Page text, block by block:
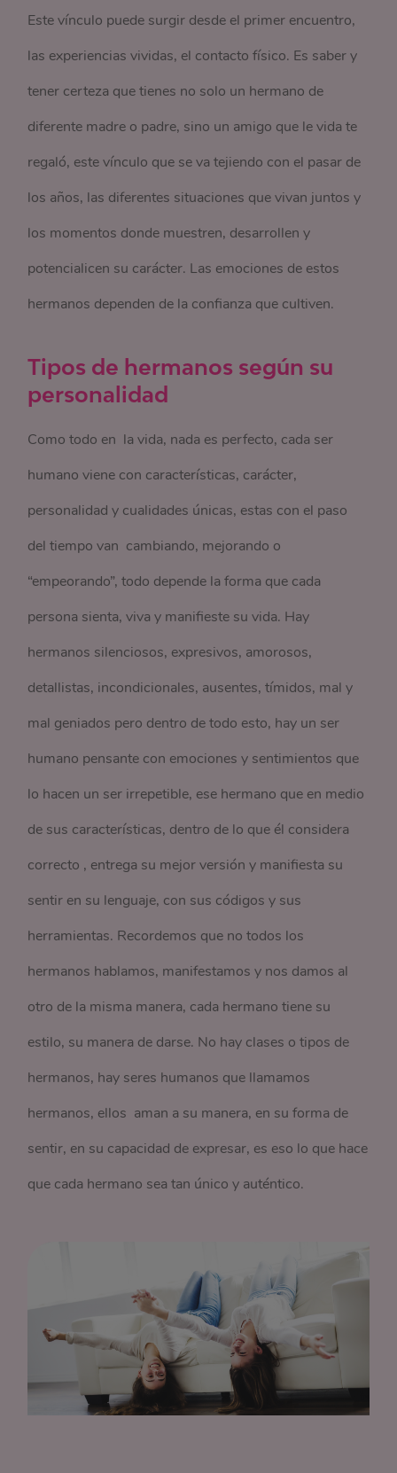
Este vínculo puede surgir desde el primer encuentro,
las experiencias vividas, el contacto físico. Es saber y
tener certeza que tienes no solo un hermano de
diferente madre o padre, sino un amigo que le vida te
regaló, este vínculo que se va tejiendo con el pasar de
los años, las diferentes situaciones que vivan juntos y
los momentos donde muestren, desarrollen y
potencialicen su carácter. Las emociones de estos
hermanos dependen de la confianza que cultiven.
Tipos de hermanos según su
personalidad
Como todo en la vida, nada es perfecto, cada ser
humano viene con características, carácter,
personalidad y cualidades únicas, estas con el paso
del tiempo van cambiando, mejorando o
“empeorando”, todo depende la forma que cada
persona sienta, viva y manifieste su vida. Hay
hermanos silenciosos, expresivos, amorosos,
detallistas, incondicionales, ausentes, tímidos, mal y
mal geniados pero dentro de todo esto, hay un ser
humano pensante con emociones y sentimientos que
lo hacen un ser irrepetible, ese hermano que en medio
de sus características, dentro de lo que él considera
correcto , entrega su mejor versión y manifiesta su
sentir en su lenguaje, con sus códigos y sus
herramientas. Recordemos que no todos los
hermanos hablamos, manifestamos y nos damos al
otro de la misma manera, cada hermano tiene su
estilo, su manera de darse. No hay clases o tipos de
hermanos, hay seres humanos que llamamos
hermanos, ellos aman a su manera, en su forma de
sentir, en su capacidad de expresar, es eso lo que hace
que cada hermano sea tan único y auténtico.